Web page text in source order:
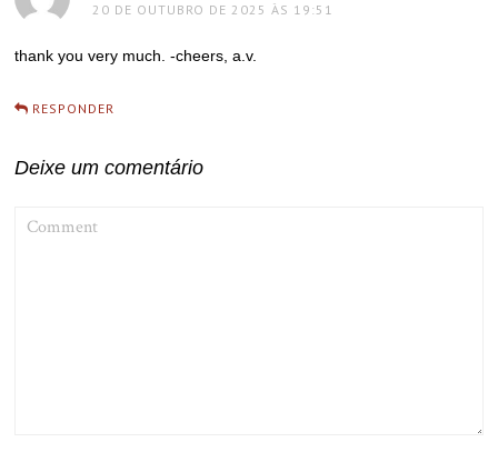
20 DE OUTUBRO DE 2025 ÀS 19:51
thank you very much. -cheers, a.v.
RESPONDER
Deixe um comentário